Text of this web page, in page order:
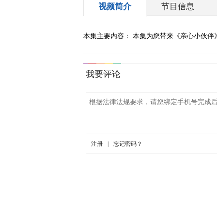
视频简介 节目信息
本集主要内容： 本集为您带来《亲心小伙